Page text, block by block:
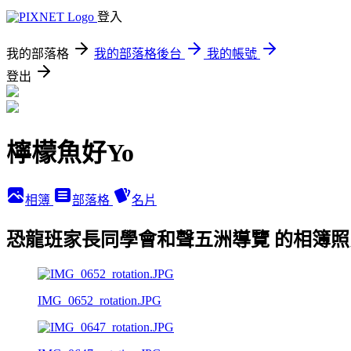
登入
我的部落格 我的部落格後台
我的帳號
登出
檸檬魚好Yo
相簿 部落格 名片
恐龍班家長同學會和聲五洲導覽 的相簿
IMG_0652_rotation.JPG